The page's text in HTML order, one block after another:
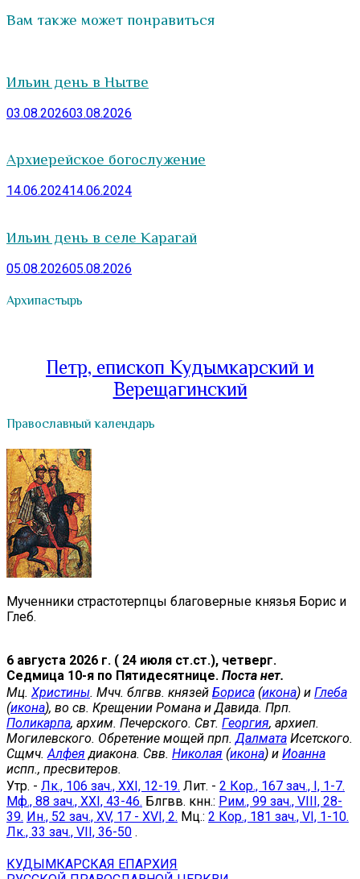
Вам также может понравиться
Ильин день в Нытве
03.08.202603.08.2026
Архиерейское богослужение
14.06.202414.06.2024
Ильин день в селе Карагай
05.08.202605.08.2026
Архипастырь
Петр, епископ Кудымкарский и
Верещагинский
Православный календарь
Мученники страстотерпцы благоверные князья Борис и
Глеб.
6 августа 2026 г. ( 24 июля ст.ст.), четверг.
Седмица 10-я по Пятидесятнице. Поста нет.
Мц. Христины. Мчч. блгвв. князей Бориса (икона) и Глеба
(икона), во св. Крещении Романа и Давида. Прп.
Поликарпа, архим. Печерского. Свт. Георгия, архиеп.
Могилевского. Обретение мощей прп. Далмата Исетского.
Сщмч. Алфея диакона. Свв. Николая (икона) и Иоанна
испп., пресвитеров.
Утр. - Лк., 106 зач., XXI, 12-19. Лит. - 2 Кор., 167 зач., I, 1-7.
Мф., 88 зач., XXI, 43-46. Блгвв. кнн.: Рим., 99 зач., VIII, 28-
39. Ин., 52 зач., XV, 17 - XVI, 2. Мц.: 2 Кор., 181 зач., VI, 1-10.
Лк., 33 зач., VII, 36-50 .
КУДЫМКАРСКАЯ ЕПАРХИЯ